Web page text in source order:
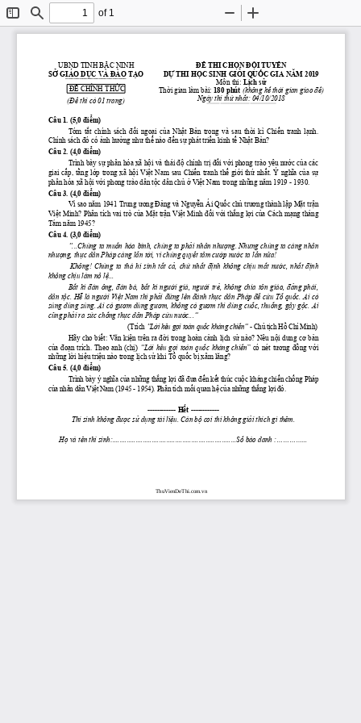
Toggle
Sidebar
Find
of 1
Zoom
Out
In
UBND TỈNH BẮC NINH
SỞ GIÁO DỤC VÀ ĐÀO TẠO
̄ ̄ ̄ ̄ ̄ ̄ ̄ ̄ ̄ ̄ ̄ ̄ ̄ ̄ ̄ ̄ ̄ ̄ ̄ ̄ ̄ ̄
ĐỀ CHÍNH THỨC
(Đề thi có 01 trang)
ĐỀ THI CHỌN ĐỘI TUYỂN
DỰ THI HỌC SINH GIỎI QUỐC GIA NĂM 2019
Môn thi: Lịch sử
Thời gian làm bài: 180 phút (không kể thời gian giao đề)
Ngày thi thứ nhất: 04/10/2018
̄ ̄ ̄ ̄ ̄ ̄ ̄ ̄ ̄ ̄ ̄ ̄ ̄ ̄ ̄ ̄ ̄ ̄ ̄ ̄ ̄ ̄ ̄ ̄ ̄ ̄ ̄ ̄ ̄ ̄ ̄ ̄ ̄ ̄ ̄ ̄ ̄ ̄ ̄ ̄ ̄ ̄
Câu 1. (5,0 điểm)
Tóm tắt
  chính  sách
đối ngoại của Nhật Bản
  trong  và  sau
thời
  kì  C
hiến
  tranh
lạnh.
Chính sách đó có ảnh hưởng như thế nào đến sự phát triển kinh tế Nhật Bản?
Câu 2. (4,0 điểm)
Trình bày sự phân hóa xã hội và thái độ chính trị đối với phong trào yêu nước của các
giai cấp, tầng lớp
  trong  xã
hội Việt
  Nam  sau  C
hiến
  tranh
thế giới thứ nhất.
  Ý
nghĩa của sự
phân hóa xã hội với phong trào dân tộc dân chủ ở Việt Nam trong những năm 1919 - 1930.
Câu 3. (4,0 điểm)
Vì sao năm 1941 Trung ương Đảng và Nguyễn Ái Quốc chủ trương thành lập Mặt trận
Việt Minh? Phân tích vai trò của Mặt trận Việt Minh đối với thắng lợi của Cách mạng tháng
Tám năm 1945?
Câu 4. (3,0 điểm)
“...Chúng ta muốn hòa bình, chúng ta phải nhân nhượng. Nhưng chúng ta càng nhân
nhượng, thực dân Pháp càng lấn tới, vì chúng quyết tâm cướp nước ta lần nữa!
Không!  Chúng  ta  thà  hi  sinh tất cả, chứ nhất định
  không
chịu mất nước, nhất định
không chịu làm nô lệ...
Bất
  kì
đàn
  ông,
đàn
  bà,
bất
  kì
người
  già,
người trẻ,
  không  chia  tôn  giáo,
đảng
  phái,
dân tộc. Hễ là người Việt Nam thì phải đứng lên đánh thực dân Pháp để cứu Tổ quốc. Ai có
súng dùng súng. Ai có gươm dùng gươm, không có gươm thì dùng cuốc, thuổng, gậy gộc. Ai
cũng phải ra sức chống thực dân Pháp cứu nước...”
(Trích “Lời kêu gọi toàn quốc kháng chiến” - Chủ tịch Hồ Chí Minh)
Hãy cho biết: Văn kiện trên ra đời trong hoàn cảnh lịch sử nào? Nêu nội dung cơ bản
của đoạn
  trích.  Theo  anh
(chị) “Lời
  kêu
gọi
  toàn
quốc
  kháng
chiến”  có  nét tương đồng với
những lời hiệu triệu nào trong lịch sử khi Tổ quốc bị xâm lăng?
Câu 5. (4,0 điểm)
Trình bày ý nghĩa của những thắng lợi đã đưa đến kết thúc cuộc kháng chiến chống Pháp
của nhân dân Việt Nam (1945 - 1954). Phân tích mối quan hệ của những thắng lợi đó.
------------ Hết ------------
Thí sinh không được sử dụng tài liệu. Cán bộ coi thi không giải thích gì thêm.
Họ và tên thí sinh:.....................................................................Số báo danh :...............
ThuVienDeThi.com.vn